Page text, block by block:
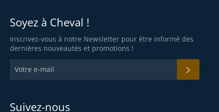
Soyez à Cheval !
Inscrivez-vous à notre Newsletter pour être informé des
dernières nouveautés et promotions !
Suivez-nous